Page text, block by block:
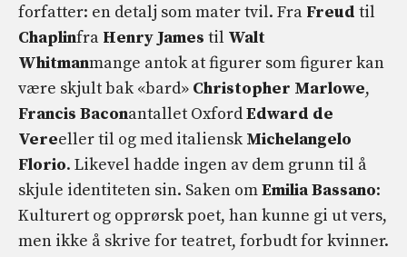
forfatter: en detalj som mater tvil. Fra Freud til
Chaplinfra Henry James til Walt
Whitmanmange antok at figurer som figurer kan
være skjult bak «bard» Christopher Marlowe,
Francis Baconantallet OxfordEdward de
Vereeller til og med italiensk Michelangelo
Florio. Likevel hadde ingen av dem grunn til å
skjule identiteten sin. Saken omEmilia Bassano:
Kulturert og opprørsk poet, han kunne gi ut vers,
men ikke å skrive for teatret, forbudt for kvinner.